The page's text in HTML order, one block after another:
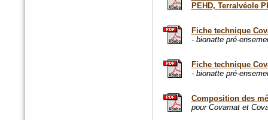
PEHD, Terralvéole
Fiche technique
- bionatte pré-
Fiche technique
- bionatte pré-
Composition des
pour Covamat et